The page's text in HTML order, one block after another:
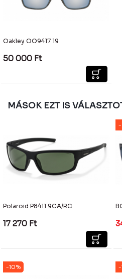
Oakley OO9417 19
50 000 Ft
MÁSOK EZT IS
Polaroid P8411 9CA/RC
17 270 Ft
-
-10% -